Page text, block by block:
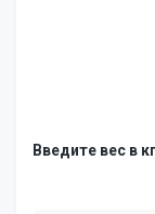
Введите вес в